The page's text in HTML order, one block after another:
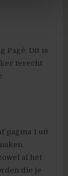
Page´. Dit is
terecht
pagina 1 uit
al het
die je